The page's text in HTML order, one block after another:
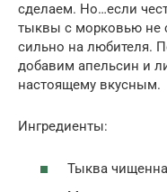
сделаем. Но…если
тыквы с морковью не
сильно на любителя.
добавим апельсин и
настоящему вкусным.
Ингредиенты:
Тыква